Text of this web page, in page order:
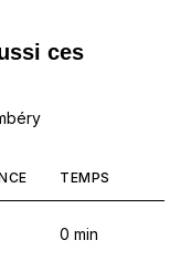
ces
TEMPS
0 min